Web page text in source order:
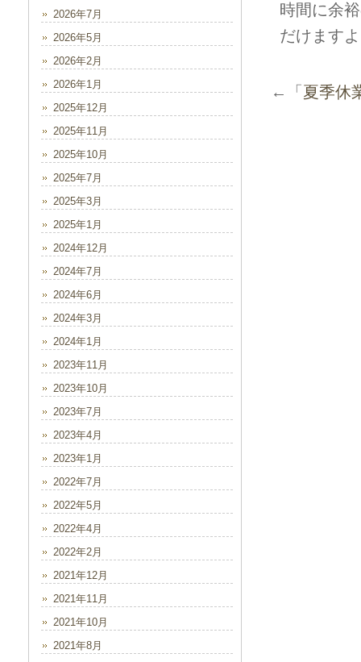
時間に余
だけます
←「 夏季休
2026年7月
2026年5月
2026年2月
2026年1月
2025年12月
2025年11月
2025年10月
2025年7月
2025年3月
2025年1月
2024年12月
2024年7月
2024年6月
2024年3月
2024年1月
2023年11月
2023年10月
2023年7月
2023年4月
2023年1月
2022年7月
2022年5月
2022年4月
2022年2月
2021年12月
2021年11月
2021年10月
2021年8月